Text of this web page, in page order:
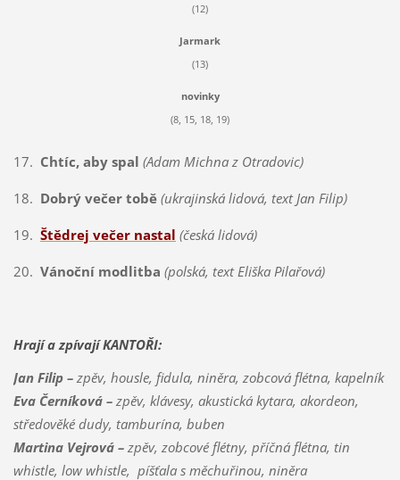
(12)
Jarmark
(13)
novinky
(8, 15, 18, 19)
17. Chtíc, aby spal (Adam Michna z Otradovic)
18. Dobrý večer tobě (ukrajinská lidová, text Jan Filip)
19. Štědrej večer nastal (česká lidová)
20. Vánoční modlitba (polská, text Eliška Pilařová)
Hrají a zpívají KANTOŘI:
Jan Filip – zpěv, housle, fidula, niněra, zobcová flétna, kapelník
Eva Černíková – zpěv, klávesy, akustická kytara, akordeon,
středověké dudy, tamburína, buben
Martina Vejrová – zpěv, zobcové flétny, příčná flétna, tin
whistle, low whistle, píšťala s měchuřinou, niněra